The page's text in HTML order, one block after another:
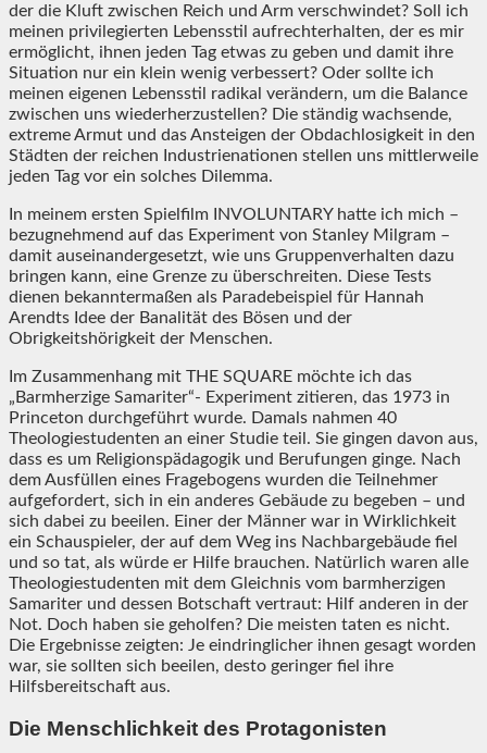
der die Kluft zwischen Reich und Arm verschwindet? Soll ich
meinen privilegierten Lebensstil aufrechterhalten, der es mir
ermöglicht, ihnen jeden Tag etwas zu geben und damit ihre
Situation nur ein klein wenig verbessert? Oder sollte ich
meinen eigenen Lebensstil radikal verändern, um die Balance
zwischen uns wiederherzustellen? Die ständig wachsende,
extreme Armut und das Ansteigen der Obdachlosigkeit in den
Städten der reichen Industrienationen stellen uns mittlerweile
jeden Tag vor ein solches Dilemma.
In meinem ersten Spielfilm INVOLUNTARY hatte ich mich –
bezugnehmend auf das Experiment von Stanley Milgram –
damit auseinandergesetzt, wie uns Gruppenverhalten dazu
bringen kann, eine Grenze zu überschreiten. Diese Tests
dienen bekanntermaßen als Paradebeispiel für Hannah
Arendts Idee der Banalität des Bösen und der
Obrigkeitshörigkeit der Menschen.
Im Zusammenhang mit THE SQUARE möchte ich das
„Barmherzige Samariter“- Experiment zitieren, das 1973 in
Princeton durchgeführt wurde. Damals nahmen 40
Theologiestudenten an einer Studie teil. Sie gingen davon aus,
dass es um Religionspädagogik und Berufungen ginge. Nach
dem Ausfüllen eines Fragebogens wurden die Teilnehmer
aufgefordert, sich in ein anderes Gebäude zu begeben – und
sich dabei zu beeilen. Einer der Männer war in Wirklichkeit
ein Schauspieler, der auf dem Weg ins Nachbargebäude fiel
und so tat, als würde er Hilfe brauchen. Natürlich waren alle
Theologiestudenten mit dem Gleichnis vom barmherzigen
Samariter und dessen Botschaft vertraut: Hilf anderen in der
Not. Doch haben sie geholfen? Die meisten taten es nicht.
Die Ergebnisse zeigten: Je eindringlicher ihnen gesagt worden
war, sie sollten sich beeilen, desto geringer fiel ihre
Hilfsbereitschaft aus.
Die Menschlichkeit des Protagonisten